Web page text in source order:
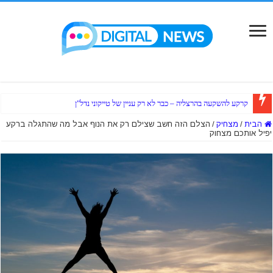
קרקע להשקעה בהרצליה – כבר לא רק עניין של טייקוני נדל"ן
הבית / מצחיק / הצלם הזה חשב שצילם רק את הנוף אבל מה שהתגלה ברקע
יפיל אותכם מצחוק